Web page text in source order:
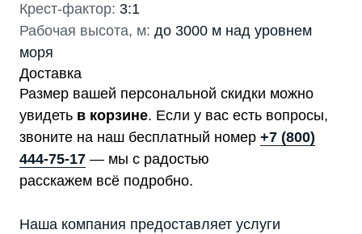
Крест-фактор: 3:1
Рабочая высота, м: до 3000 м над уровнем
моря
Доставка
Размер вашей персональной скидки можно
увидеть в корзине. Если у вас есть вопросы,
звоните на наш бесплатный номер +7 (800)
444-75-17 — мы с радостью
расскажем всё подробно.
Наша компания предоставляет услуги